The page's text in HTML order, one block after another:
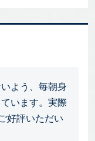
よう、毎朝身
います。実際
好評いただい